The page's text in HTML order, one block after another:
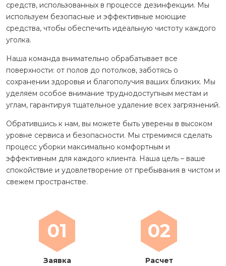
средств, использованных в процессе дезинфекции. Мы
используем безопасные и эффективные моющие
средства, чтобы обеспечить идеальную чистоту каждого
уголка.
Наша команда внимательно обрабатывает все
поверхности: от полов до потолков, заботясь о
сохранении здоровья и благополучия ваших близких. Мы
уделяем особое внимание труднодоступным местам и
углам, гарантируя тщательное удаление всех загрязнений.
Обратившись к нам, вы можете быть уверены в высоком
уровне сервиса и безопасности. Мы стремимся сделать
процесс уборки максимально комфортным и
эффективным для каждого клиента. Наша цель – ваше
спокойствие и удовлетворение от пребывания в чистом и
свежем пространстве.
01
Заявка
02
Расчет